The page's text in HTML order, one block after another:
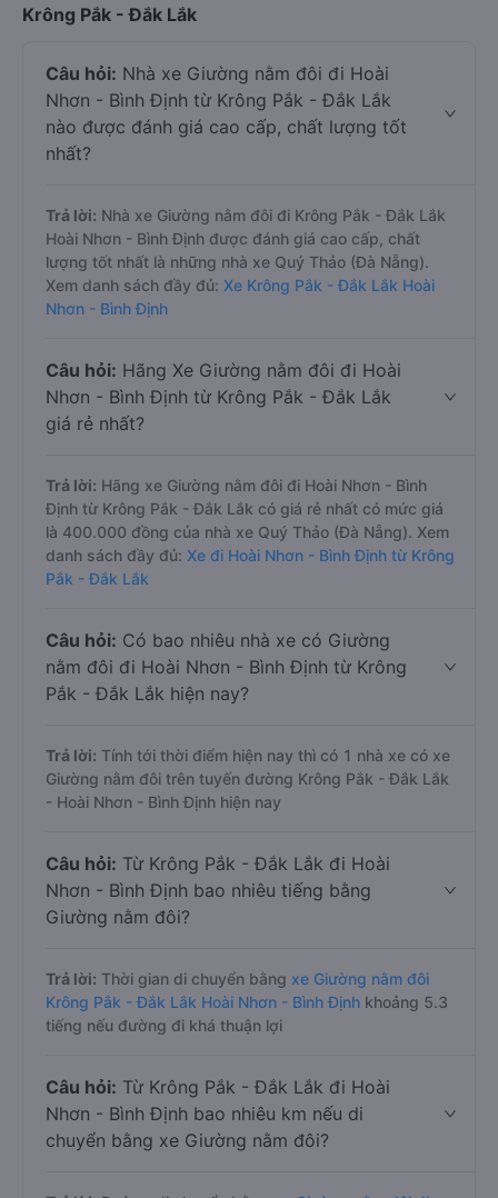
Krông Pắk - Đắk Lắk
Câu hỏi: Nhà xe Giường nằm đôi đi Hoài
Nhơn - Bình Định từ Krông Pắk - Đắk Lắk
nào được đánh giá cao cấp, chất lượng tốt
nhất?
Trả lời: Nhà xe Giường nằm đôi đi Krông Pắk - Đắk Lắk
Hoài Nhơn - Bình Định được đánh giá cao cấp, chất
lượng tốt nhất là những nhà xe Quý Thảo (Đà Nẵng).
Xem danh sách đầy đủ: Xe Krông Pắk - Đắk Lắk Hoài
Nhơn - Bình Định
Câu hỏi: Hãng Xe Giường nằm đôi đi Hoài
Nhơn - Bình Định từ Krông Pắk - Đắk Lắk
giá rẻ nhất?
Trả lời: Hãng xe Giường nằm đôi đi Hoài Nhơn - Bình
Định từ Krông Pắk - Đắk Lắk có giá rẻ nhất có mức giá
là 400.000 đồng của nhà xe Quý Thảo (Đà Nẵng). Xem
danh sách đầy đủ: Xe đi Hoài Nhơn - Bình Định từ Krông
Pắk - Đắk Lắk
Câu hỏi: Có bao nhiêu nhà xe có Giường
nằm đôi đi Hoài Nhơn - Bình Định từ Krông
Pắk - Đắk Lắk hiện nay?
Trả lời: Tính tới thời điểm hiện nay thì có 1 nhà xe có xe
Giường nằm đôi trên tuyến đường Krông Pắk - Đắk Lắk
- Hoài Nhơn - Bình Định hiện nay
Câu hỏi: Từ Krông Pắk - Đắk Lắk đi Hoài
Nhơn - Bình Định bao nhiêu tiếng bằng
Giường nằm đôi?
Trả lời: Thời gian di chuyển bằng xe Giường nằm đôi
Krông Pắk - Đắk Lắk Hoài Nhơn - Bình Định khoảng 5.3
tiếng nếu đường đi khá thuận lợi
Câu hỏi: Từ Krông Pắk - Đắk Lắk đi Hoài
Nhơn - Bình Định bao nhiêu km nếu di
chuyển bằng xe Giường nằm đôi?